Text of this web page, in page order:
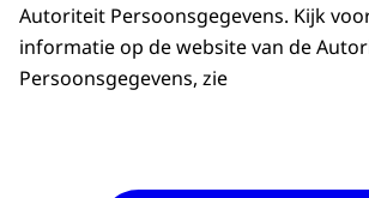
Autoriteit Persoonsgegevens. Kijk
informatie op de website van de
Persoonsgegevens, zie